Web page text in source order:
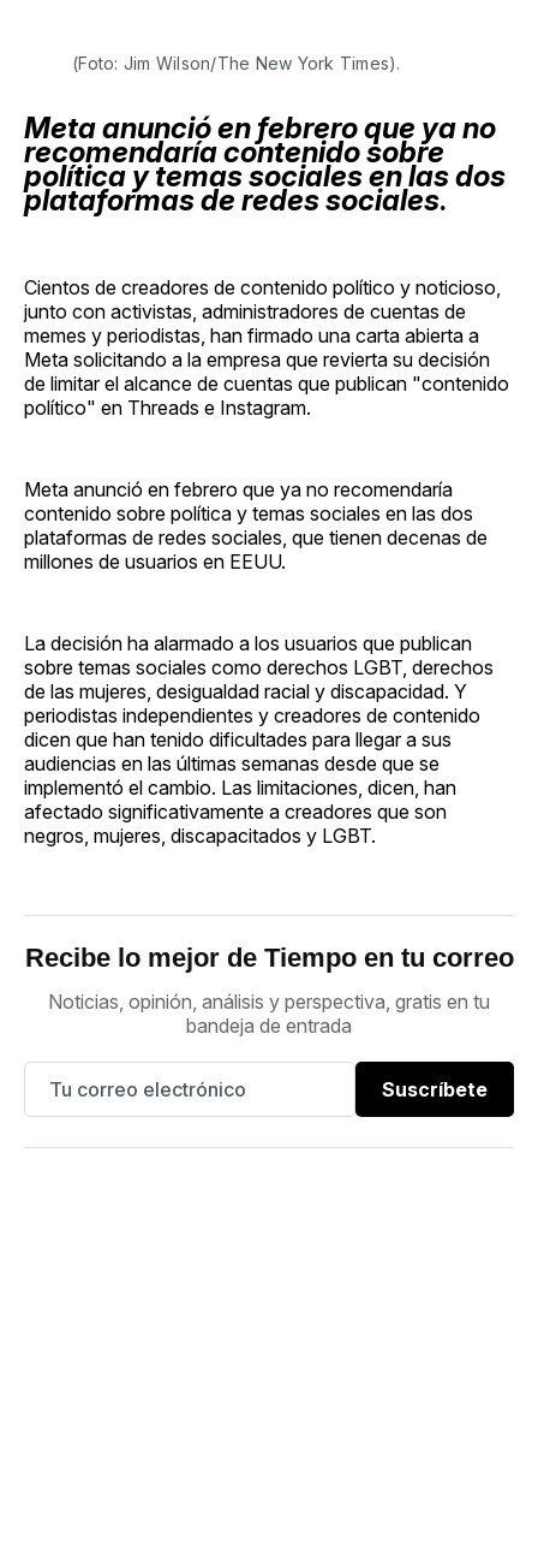
(Foto: Jim Wilson/The New York Times).
Meta anunció en febrero que ya no
recomendaría contenido sobre
política y temas sociales en las dos
plataformas de redes sociales.
Cientos de creadores de contenido político y noticioso,
junto con activistas, administradores de cuentas de
memes y periodistas, han firmado una carta abierta a
Meta solicitando a la empresa que revierta su decisión
de limitar el alcance de cuentas que publican "contenido
político" en Threads e Instagram.
Meta anunció en febrero que ya no recomendaría
contenido sobre política y temas sociales en las dos
plataformas de redes sociales, que tienen decenas de
millones de usuarios en EEUU.
La decisión ha alarmado a los usuarios que publican
sobre temas sociales como derechos LGBT, derechos
de las mujeres, desigualdad racial y discapacidad. Y
periodistas independientes y creadores de contenido
dicen que han tenido dificultades para llegar a sus
audiencias en las últimas semanas desde que se
implementó el cambio. Las limitaciones, dicen, han
afectado significativamente a creadores que son
negros, mujeres, discapacitados y LGBT.
Recibe lo mejor de Tiempo en tu correo
Noticias, opinión, análisis y perspectiva, gratis en tu
bandeja de entrada
Suscríbete